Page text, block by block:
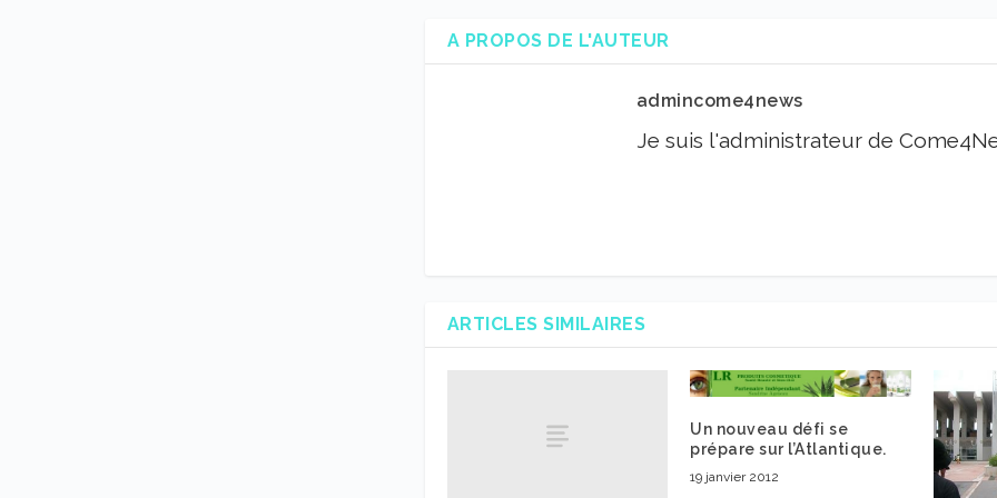
A PROPOS DE L'AUTEUR
admincome4news
Je suis l'administrateur de
ARTICLES SIMILAIRES
Un nouveau défi se
prépare sur l’Atlantique.
19 janvier 2012